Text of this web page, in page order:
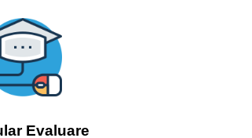
Evaluare